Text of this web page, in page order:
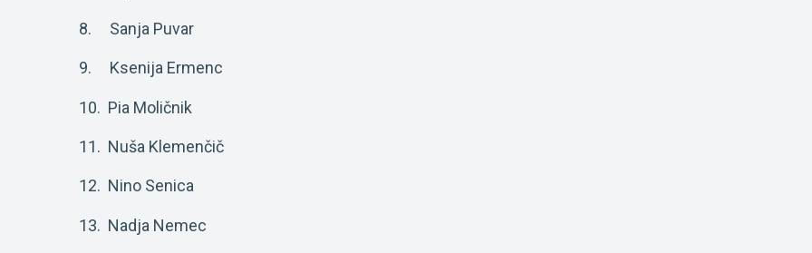
8. Sanja Puvar
9. Ksenija Ermenc
10. Pia Moličnik
11. Nuša Klemenčič
12. Nino Senica
13. Nadja Nemec